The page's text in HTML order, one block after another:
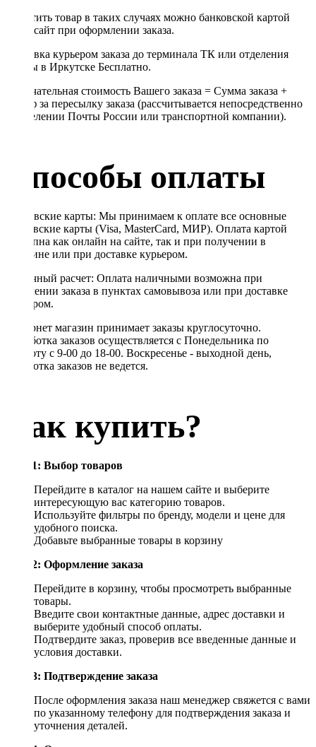
Оплатить товар в таких случаях можно банковской картой
через сайт при оформлении заказа.
Доставка курьером заказа до терминала ТК или отделения
Почты в Иркутске Бесплатно.
Окончательная стоимость Вашего заказа = Сумма заказа +
Тариф за пересылку заказа (рассчитывается непосредственно
в отделении Почты России или транспортной компании).
Способы оплаты
Банковские карты: Мы принимаем к оплате все основные
банковские карты (Visa, MasterCard, МИР). Оплата картой
доступна как онлайн на сайте, так и при получении в
магазине или при доставке курьером.
Наличный расчет: Оплата наличными возможна при
получении заказа в пунктах самовывоза или при доставке
курьером.
Интернет магазин принимает заказы круглосуточно.
Обработка заказов осуществляется с Понедельника по
Субботу с 9-00 до 18-00. Воскресенье - выходной день,
обработка заказов не ведется.
Как купить?
Шаг 1: Выбор товаров
Перейдите в каталог на нашем сайте и выберите
интересующую вас категорию товаров.
Используйте фильтры по бренду, модели и цене для
удобного поиска.
Добавьте выбранные товары в корзину
Шаг 2: Оформление заказа
Перейдите в корзину, чтобы просмотреть выбранные
товары.
Введите свои контактные данные, адрес доставки и
выберите удобный способ оплаты.
Подтвердите заказ, проверив все введенные данные и
условия доставки.
Шаг 3: Подтверждение заказа
После оформления заказа наш менеджер свяжется с вами
по указанному телефону для подтверждения заказа и
уточнения деталей.